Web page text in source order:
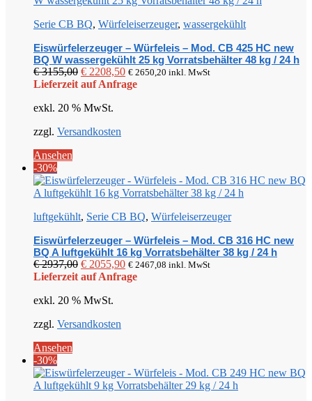
Serie CB BQ, Würfeleiserzeuger, wassergekühlt
Eiswürfelerzeuger – Würfeleis – Mod. CB 425 HC new
BQ W wassergekühlt 25 kg Vorratsbehälter 48 kg / 24 h
€3155,00 Ursprünglicher
Preis
€ 3155,00
€ 2208,50Aktueller
Preis
€ 2650,20 inkl. MwSt
Lieferzeit auf Anfrage
exkl. 20 % MwSt.
zzgl. Versandkosten
Ansehen
-30%
luftgekühlt, Serie CB BQ, Würfeleiserzeuger
Eiswürfelerzeuger – Würfeleis – Mod. CB 316 HC new
BQ A luftgekühlt 16 kg Vorratsbehälter 38 kg / 24 h
€2937,00 Ursprünglicher
Preis
€ 2937,00
€ 2055,90Aktueller
Preis
€ 2467,08 inkl. MwSt
Lieferzeit auf Anfrage
exkl. 20 % MwSt.
zzgl. Versandkosten
Ansehen
-30%